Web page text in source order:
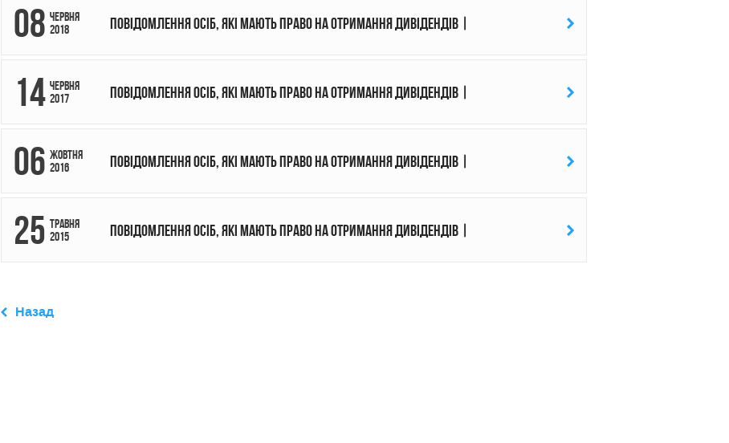
08 червня
2018
Повідомлення осіб, які мають право на отримання дивідендів |
14 червня
2017
Повідомлення осіб, які мають право на отримання дивідендів |
06 жовтня
2016
Повідомлення осіб, які мають право на отримання дивідендів |
25 травня
2015
Повідомлення осіб, які мають право на отримання дивідендів |
Назад